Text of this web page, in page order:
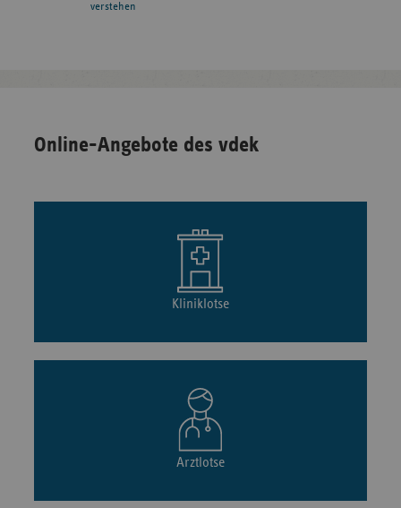
verstehen
Online-Angebote des vdek
Kliniklotse
Arztlotse